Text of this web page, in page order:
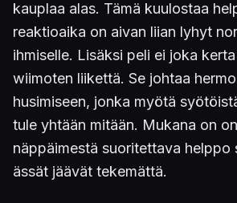
kauplaa alas. Tämä kuulostaa
reaktioaika on aivan liian lyhyt
ihmiselle. Lisäksi peli ei joka
wiimoten liikettä. Se johtaa
husimiseen, jonka myötä
tule yhtään mitään. Mukana on
näppäimestä suoritettava helppo
ässät jäävät tekemättä.